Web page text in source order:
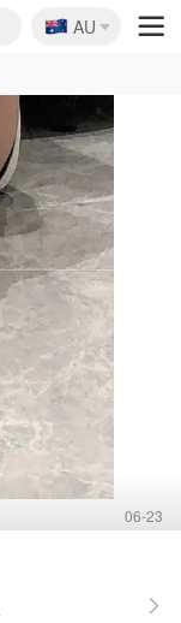
🇦🇺
AU
06-23